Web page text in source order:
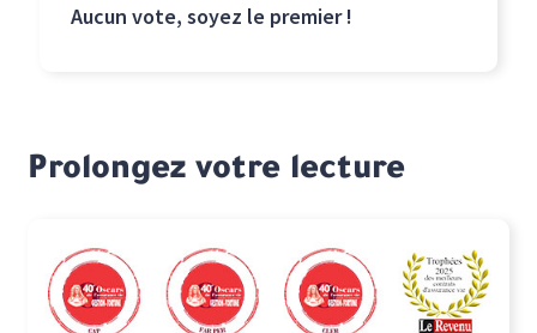
Aucun vote, soyez le premier !
Prolongez votre lecture